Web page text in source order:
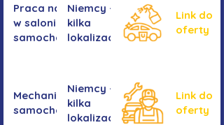
Praca na myjni
w salonie
samochodowym
Niemcy -
kilka
lokalizacji
Link do
oferty
Mechanika
samochodowa
Niemcy -
kilka
lokalizacji
Link do
oferty